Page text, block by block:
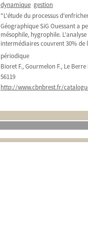
dynamique gestion
"L'étude du processus
Géographique SiG Ouessant a
mésophile, hygrophile.
intermédiaires couvrent 30% de
périodique
Bioret F., Gourmelon F., Le
56119
http://www.cbnbrest.fr/